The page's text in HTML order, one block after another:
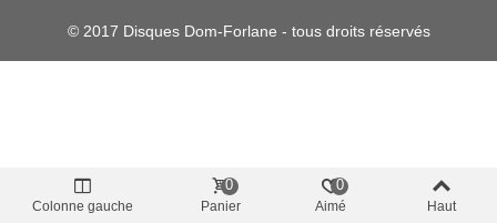
© 2017 Disques Dom-Forlane - tous droits réservés
Colonne gauche Panier
0
Aimé
0
Haut